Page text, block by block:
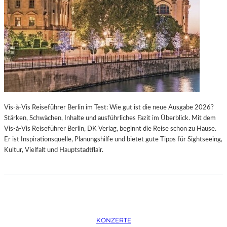
K
T
I
O
N
M
I
T
H
M
B
U
R
O
S
O
P
E
R
I
N
M
Ü
C
H
E
N
P
Vis-à-Vis Reiseführer Berlin im Test: Wie gut ist die neue Ausgabe 2026?
Stärken, Schwächen, Inhalte und ausführliches Fazit im Überblick. Mit dem
Vis-à-Vis Reiseführer Berlin, DK Verlag, beginnt die Reise schon zu Hause.
Er ist Inspirationsquelle, Planungshilfe und bietet gute Tipps für Sightseeing,
Kultur, Vielfalt und Hauptstadtflair.
KONZERTE